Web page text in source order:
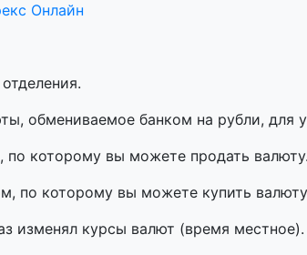
Онлайн
обмениваемое банком на рубли, для
которому вы можете продать валюту.
по которому вы можете купить
изменял курсы валют (время местное).